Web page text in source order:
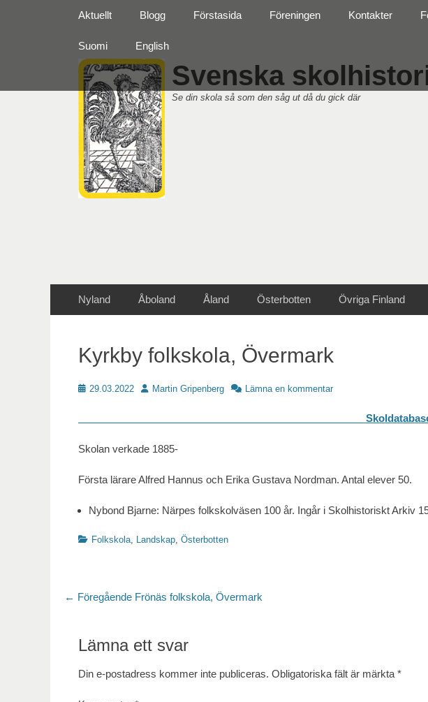
Svenska
Se din skola så som den såg ut då du gick där
Primär meny
innehåll
Aktuellt Blogg Förstasida Föreningen Kontakter
Suomi English
Sekundär meny
Nyland Åboland Åland Österbotten Övriga Finland
Kyrkby folkskola, Övermark
Publicerat
29.03.2022 Författare
Martin Gripenberg Lämna en kommentar
Skolan verkade 1885-
Första lärare Alfred Hannus och Erika Gustava Nordman. Antal elever 50.
Nybond Bjarne: Närpes folkskolväsen 100 år. Ingår i Skolhistoriskt Arkiv
Kategorier
Folkskola, Landskap, Österbotten
Inläggsnavigering
← Föregående Föregående
Frönäs folkskola, Övermark
Lämna ett svar
Din e-postadress kommer inte publiceras. Obligatoriska fält är märkta *